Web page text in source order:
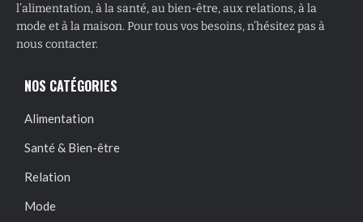
l’alimentation, à la santé, au bien-être, aux relations, à la
mode et à la maison. Pour tous vos besoins, n’hésitez pas à
nous contacter.
NOS CATÉGORIES
Alimentation
Santé & Bien-être
Relation
Mode